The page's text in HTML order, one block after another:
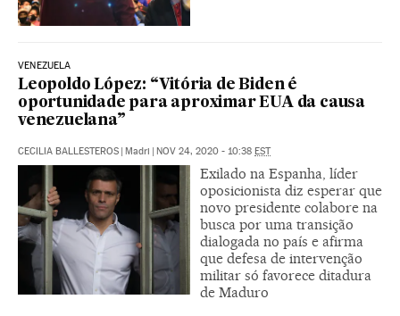
VENEZUELA
Leopoldo López: “Vitória de Biden é
oportunidade para aproximar EUA da causa
venezuelana”
CECILIA BALLESTEROS | Madri | NOV 24, 2020 - 10:38 EST
Exilado na Espanha, líder
oposicionista diz esperar que
novo presidente colabore na
busca por uma transição
dialogada no país e afirma
que defesa de intervenção
militar só favorece ditadura
de Maduro